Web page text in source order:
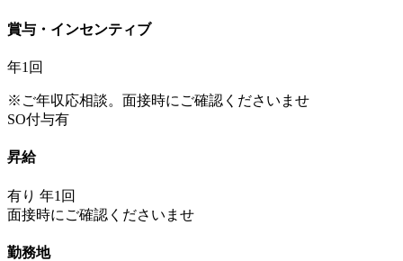
賞与・インセンティブ
年1回
※ご年収応相談。面接時にご確認くださいませ
SO付与有
昇給
有り 年1回
面接時にご確認くださいませ
勤務地